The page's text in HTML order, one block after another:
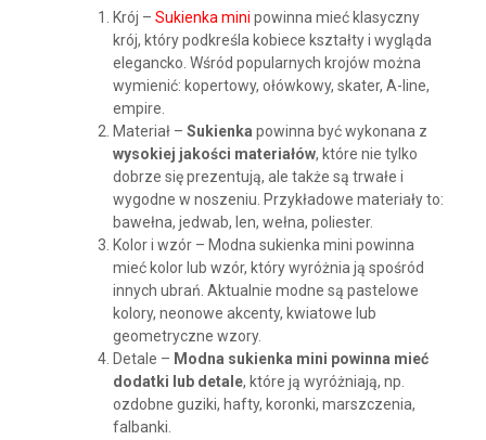
Krój – Sukienka mini powinna mieć klasyczny
krój, który podkreśla kobiece kształty i wygląda
elegancko. Wśród popularnych krojów można
wymienić: kopertowy, ołówkowy, skater, A-line,
empire.
Materiał – Sukienka powinna być wykonana z
wysokiej jakości materiałów, które nie tylko
dobrze się prezentują, ale także są trwałe i
wygodne w noszeniu. Przykładowe materiały to:
bawełna, jedwab, len, wełna, poliester.
Kolor i wzór – Modna sukienka mini powinna
mieć kolor lub wzór, który wyróżnia ją spośród
innych ubrań. Aktualnie modne są pastelowe
kolory, neonowe akcenty, kwiatowe lub
geometryczne wzory.
Detale – Modna sukienka mini powinna mieć
dodatki lub detale, które ją wyróżniają, np.
ozdobne guziki, hafty, koronki, marszczenia,
falbanki.